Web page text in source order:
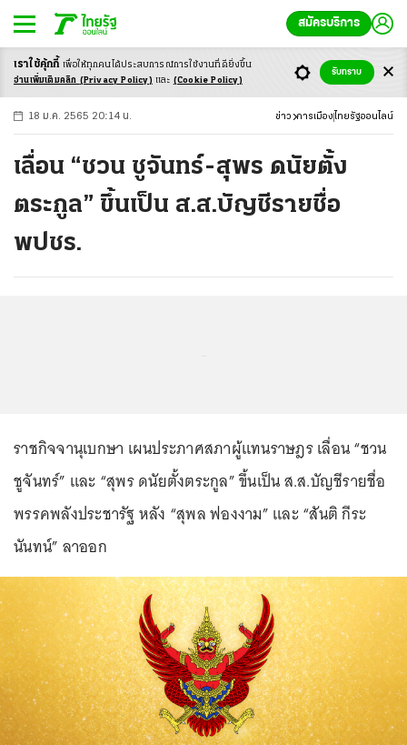
สมัครบริการ
-ก ก ก+
18 ม.ค. 2565 20:14 น. ข่าว การเมือง ไทยรัฐออนไลน์
เลื่อน “ชวน ชูจันทร์-สุพร ดนัยตั้ง
ตระกูล” ขึ้นเป็น ส.ส.บัญชีรายชื่อ
พปชร.
ราชกิจจานุเบกษา เผนประภาศสภาผู้แทนราษฎร เลื่อน “ชวน
ชูจันทร์” และ “สุพร ดนัยตั้งตระกูล” ขึ้นเป็น ส.ส.บัญชีรายชื่อ
พรรคพลังประชารัฐ หลัง “สุพล ฟองงาม” และ “สันติ กีระ
นันทน์” ลาออก
เราใช้คุ้กกี้ เพื่อให้ทุกคนได้ประสบการณ์การใช้งานที่ดียิ่งขึ้น
อ่านเพิ่มเติมคลิก (Privacy Policy) และ (Cookie Policy)
รับทราบ